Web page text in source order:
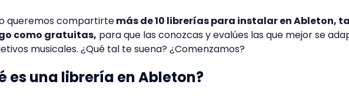
queremos compartirtemás de 10 librerías para instalar en Ableton,
como gratuitas, para que las conozcas y evalúes las que mejor se
musicales. ¿Qué tal te suena? ¿Comenzamos?
es una librería en Ableton?